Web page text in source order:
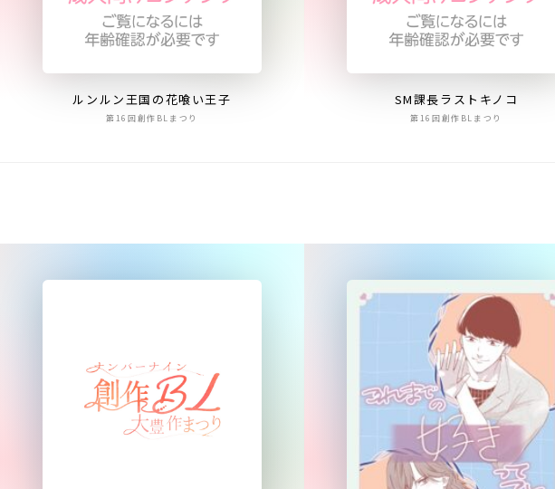
ルンルン王国の花喰い王子
第16回創作BLまつり
SM課長ラストキノコ
第16回創作BLまつり